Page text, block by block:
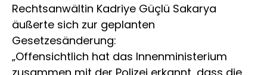
Rechtsanwältin Kadriye Güçlü Sakarya
äußerte sich zur geplanten
Gesetzesänderung:
„Offensichtlich hat das Innenministerium